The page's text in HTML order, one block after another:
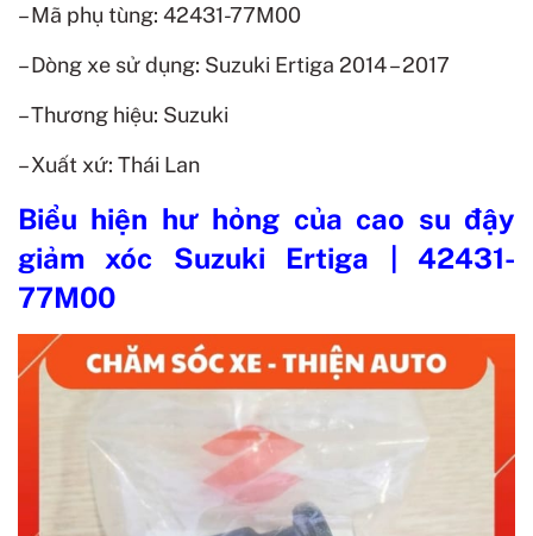
– Mã phụ tùng: 42431-77M00
– Dòng xe sử dụng: Suzuki Ertiga 2014 – 2017
– Thương hiệu: Suzuki
– Xuất xứ: Thái Lan
Biểu hiện hư hỏng của cao su đậy
giảm xóc Suzuki Ertiga | 42431-
77M00